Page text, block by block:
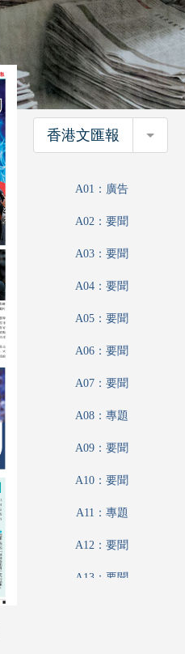
香港文匯報 香港
A01：廣告
A02：要聞
A03：要聞
A04：要聞
A05：要聞
A06：要聞
A07：要聞
A08：專題
A09：要聞
A10：要聞
A11：專題
A12：要聞
A13：要聞